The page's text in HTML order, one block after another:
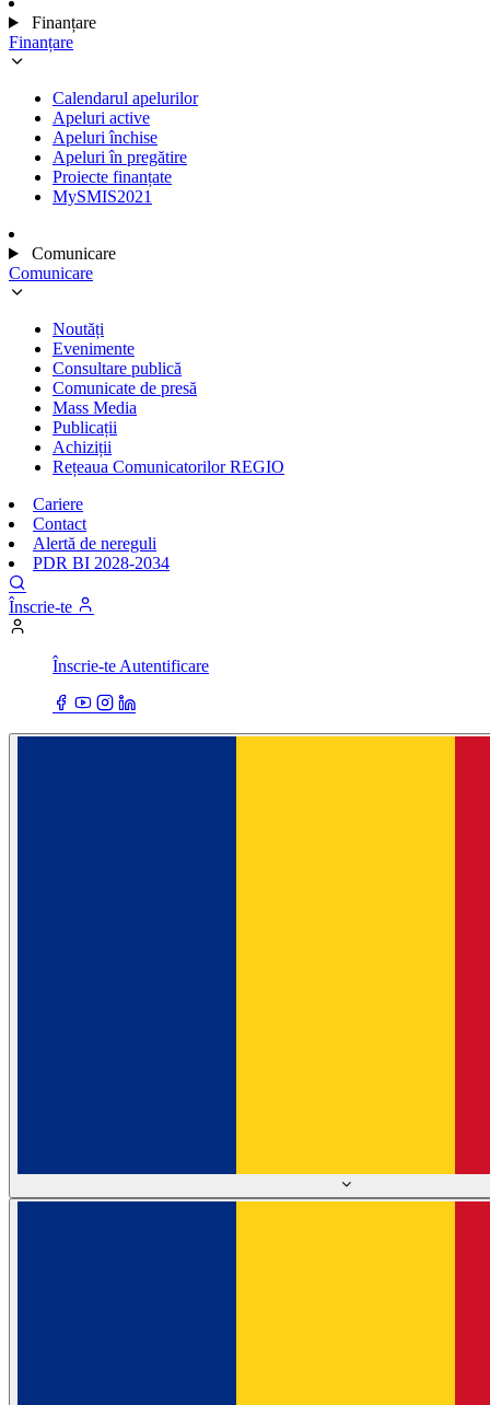
Finanțare
Finanțare
Calendarul apelurilor
Apeluri active
Apeluri închise
Apeluri în pregătire
Proiecte finanțate
MySMIS2021
Comunicare
Comunicare
Noutăți
Evenimente
Consultare publică
Comunicate de presă
Mass Media
Publicații
Achiziții
Rețeaua Comunicatorilor REGIO
Cariere
Contact
Alertă de nereguli
PDR BI 2028-2034
Înscrie-te
Înscrie-te Autentificare